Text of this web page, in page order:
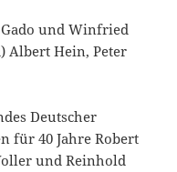
und Winfried
Albert Hein, Peter
Deutscher
für 40 Jahre Robert
und Reinhold